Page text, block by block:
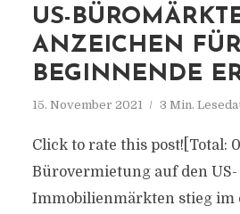
US-
ANZEICHEN
BEGINNENDE
15. November 2021 3 Min.
Click to rate this post![Total:
Bürovermietung auf den US-
Immobilienmärkten stieg im